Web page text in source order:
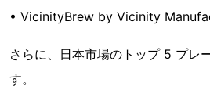
• VicinityBrew by Vicinity
さらに、日本市場のトップ 5 プレ
す。